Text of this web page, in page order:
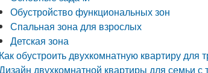
Обустройство функциональных зон
Спальная зона для взрослых
Детская зона
Как обустроить двухкомнатную квартиру для
двухкомнатной квартиры для семьи